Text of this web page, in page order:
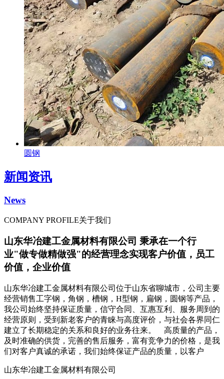
圆钢
新闻资讯
News
COMPANY PROFILE关于我们
山东华冶建工金属材料有限公司 秉承在一个行
业"做专做精做强"的经营理念实现客户价值，员工
价值，企业价值
山东华冶建工金属材料有限公司位于山东省聊城市，公司主要
经营销售工字钢，角钢，槽钢，H型钢，扁钢，圆钢等产品，
我公司始终坚持保证质量，信守合同、互惠互利、服务周到的
经营原则，受到新老客户的青睐与高度评价，与社会各界同仁
建立了长期稳定的关系和良好的业务往来。 高质量的产品，
及时准确的供货，完善的售后服务，富有竞争力的价格，是我
们对客户真诚的承诺，我们始终保证产品的质量，以客户
山东华冶建工金属材料有限公司